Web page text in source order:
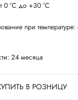
0 °С до +30 °С
при
24 месяца
В РОЗНИЦУ